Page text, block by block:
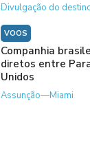
Divulgação do
VOOS
Companhia
diretos entre
Unidos
Assunção—Miami